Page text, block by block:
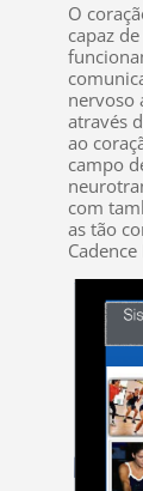
O
capaz
nervoso
através
ao
campo
com
as tão
Cadence